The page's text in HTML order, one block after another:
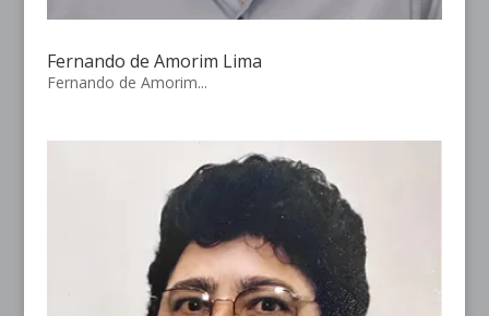
Fernando de Amorim Lima
Fernando de Amorim...